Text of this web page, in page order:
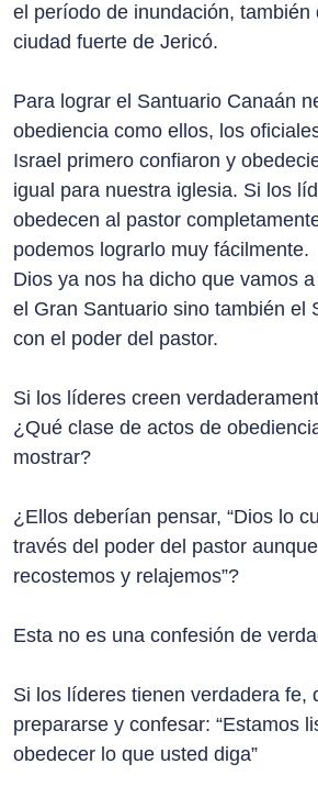
el período de inundación, también
ciudad fuerte de Jericó.
Para lograr el Santuario Canaán
obediencia como ellos, los
Israel primero confiaron y
igual para nuestra iglesia. Si los
obedecen al pastor
podemos lograrlo muy fácilmente.
Dios ya nos ha dicho que vamos
el Gran Santuario sino también el
con el poder del pastor.
Si los líderes creen
¿Qué clase de actos de
mostrar?
¿Ellos deberían pensar, “Dios lo
través del poder del pastor
recostemos y relajemos”?
Esta no es una confesión de
Si los líderes tienen verdadera fe,
prepararse y confesar: “Estamos
obedecer lo que usted diga”